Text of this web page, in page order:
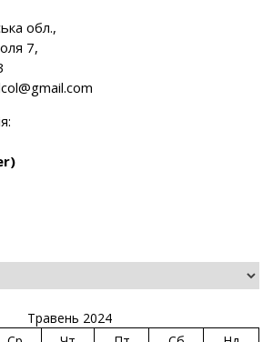
обл.,
7,
Травень 2024